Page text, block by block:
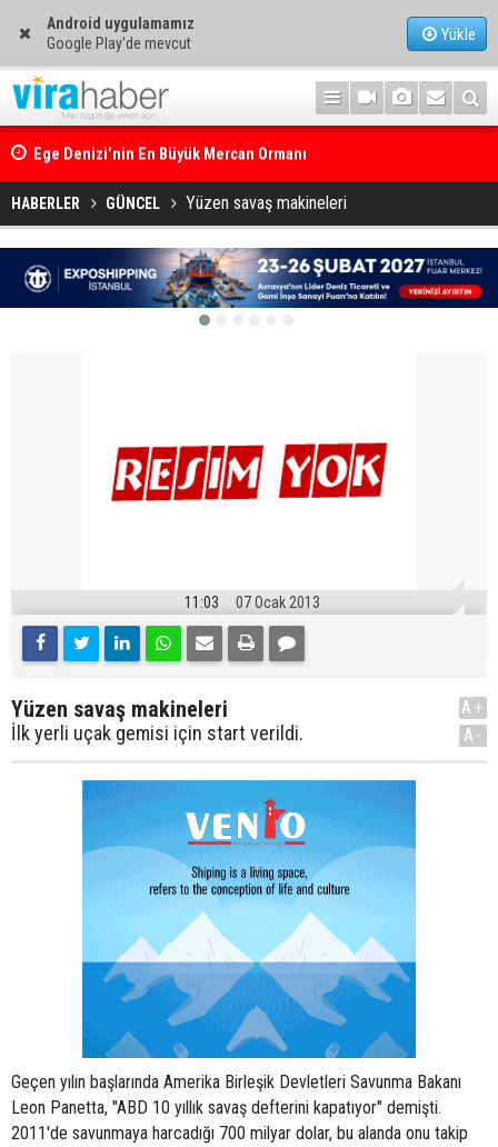
Android uygulamamız
Google Play'de mevcut
Yükle
Ege Denizi’nin En Büyük Mercan Ormanı
HABERLER GÜNCEL Yüzen savaş makineleri
11:03 07 Ocak 2013
Yüzen savaş makineleri
İlk yerli uçak gemisi için start verildi.
A+
A-
Geçen yılın başlarında Amerika Birleşik Devletleri Savunma Bakanı
Leon Panetta, "ABD 10 yıllık savaş defterini kapatıyor" demişti.
2011'de savunmaya harcadığı 700 milyar dolar, bu alanda onu takip